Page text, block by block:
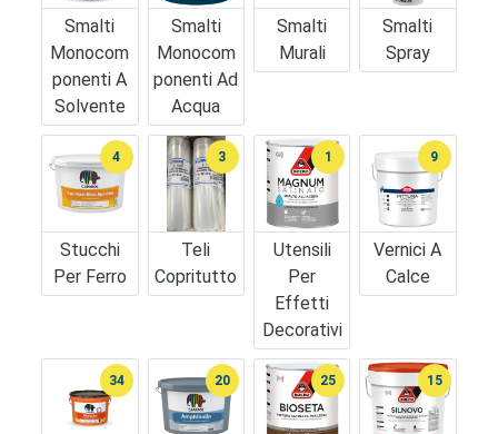
Smalti
Monocom
Ponenti A
Solvente
Smalti
Monocom
Ponenti Ad
Acqua
Smalti
Murali
Smalti
Spray
Stucchi
Per Ferro
4
Teli
Copritutto
3
Utensili
Per
Effetti
Decorativi
1
Vernici A
Calce
9
34 20 25 15